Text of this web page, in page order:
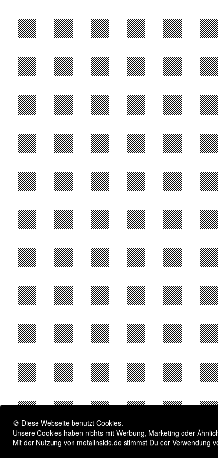
🍪 Diese Webseite benutzt Cookies.
Unsere Cookies haben nichts mit Werbung, Marketing oder
Mit der Nutzung von metalinside.de stimmst Du der Verwendung